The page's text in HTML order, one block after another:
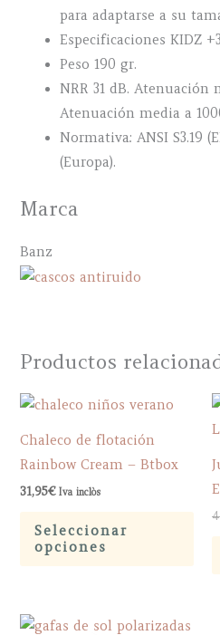
para adaptarse a su
Especificaciones KIDZ
Peso 190 gr.
NRR 31 dB. Atenuación
Atenuación media a
Normativa: ANSI S3.19
(Europa).
Marca
Banz
Productos
Chaleco de flotación
Rainbow Cream – Btbox
31,95€ Iva inclòs
Seleccionar
opciones
Este